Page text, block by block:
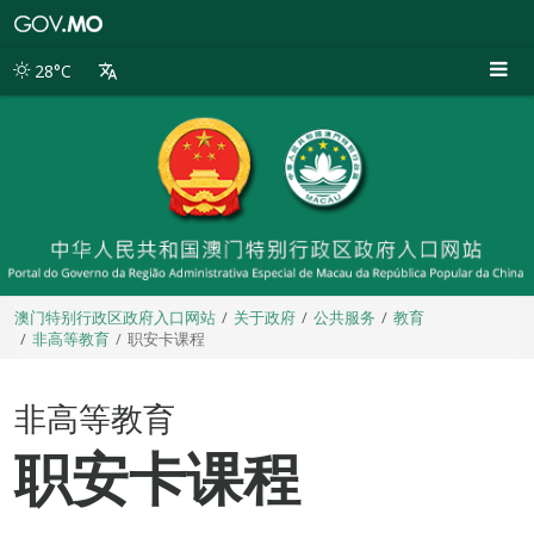
别
28°C
澳门特别行政区政府入口网站 关于政府 公共服务
教育
非高等教育
职安卡课程
非高等教育
职安卡课程